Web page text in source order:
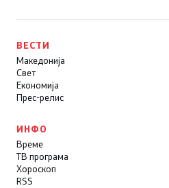
ВЕСТИ
Македонија
Свет
Економија
Прес-релис
ИНФО
Време
ТВ програма
Хороскоп
RSS